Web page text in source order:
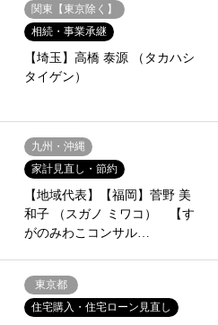
関東【東京除く】
相続・事業承継
【埼玉】高橋 泰源 （タカハシ
タイゲン）
九州・沖縄
家計見直し・節約
【地域代表】【福岡】菅野 美
和子 （スガノ ミワコ） 【す
がのみわこコンサル…
東京都
住宅購入・住宅ローン見直し